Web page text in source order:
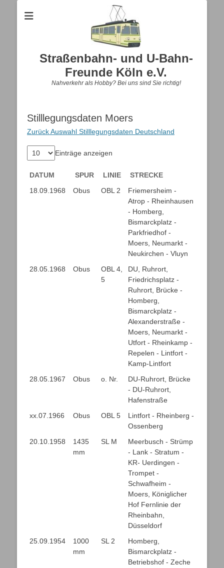
Straßenbahn- und U-Bahn-
Freunde Köln e.V.
Nahverkehr als Hobby? Bei uns sind Sie richtig!
Stilllegungsdaten Moers
Zurück Auswahl Stilllegungsdaten Deutschland
Einträge anzeigen
DATUM SPUR LINIE
STRECKE
DATUM
SPUR LINIE STRECKE
18.09.1968 Obus OBL 2
Friemersheim -
Atrop - Rheinhausen
- Homberg,
Bismarckplatz -
Parkfriedhof -
Moers, Neumarkt -
Neukirchen - Vluyn
28.05.1968
Obus
OBL 4,
5
DU, Ruhrort,
Friedrichsplatz -
Ruhrort, Brücke -
Homberg,
Bismarckplatz -
Alexanderstraße -
Moers, Neumarkt -
Utfort - Rheinkamp -
Repelen - Lintfort -
Kamp-Lintfort
28.05.1967
Obus o. Nr.
DU-Ruhrort, Brücke
- DU-Ruhrort,
Hafenstraße
xx.07.1966
Obus OBL 5
Lintfort - Rheinberg -
Ossenberg
20.10.1958
1435
mm
SL M
Meerbusch - Strümp
- Lank - Stratum -
KR- Uerdingen -
Trompet -
Schwafheim -
Moers, Königlicher
Hof Fernlinie der
Rheinbahn,
Düsseldorf
25.09.1954
1000
mm
SL 2
Homberg,
Bismarckplatz -
Betriebshof - Zeche